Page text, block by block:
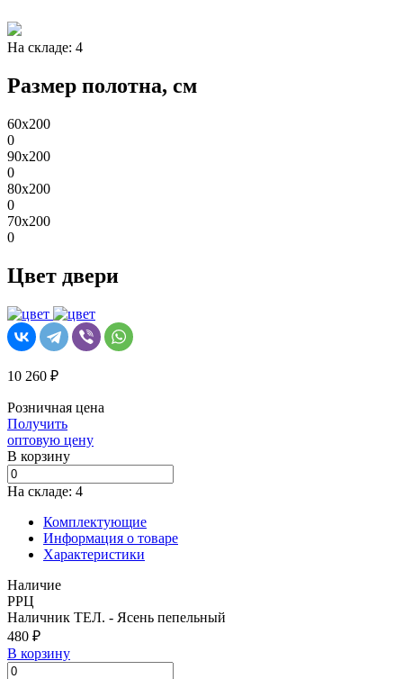
На складе: 4
Размер полотна, см
60x200
0
90x200
0
80x200
0
70x200
0
Цвет двери
10 260 ₽
Розничная цена
Получить
оптовую цену
В корзинy
На складе: 4
Комплектующие
Информация о товаре
Характеристики
Наличие
РРЦ
Наличник TЕЛ. - Ясень пепельный
480 ₽
В корзину